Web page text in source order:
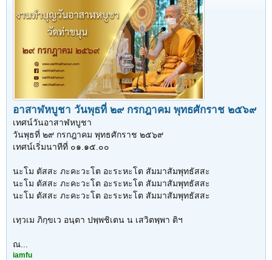
อาสาฬหบูชา วันพุธที่ ๒๙ กรกฎาคม พุทธศักราช ๒๕๖๙
เทศน์วันอาสาฬหบูชา
วันพุธที่ ๒๙ กรกฎาคม พุทธศักราช ๒๕๖๙
เทศน์เริ่มนาทีที่ ๐๑.๑๕.๐๐
นะโม ตัสสะ ภะคะวะโต อะระหะโต สัมมาสัมพุทธัสสะ
นะโม ตัสสะ ภะคะวะโต อะระหะโต สัมมาสัมพุทธัสสะ
นะโม ตัสสะ ภะคะวะโต อะระหะโต สัมมาสัมพุทธัสสะ
เทฺวเม ภิกฺขเว อนฺตา ปพฺพชิเตน น เสวิตพฺพา ติฯ
ณ...
iamfu